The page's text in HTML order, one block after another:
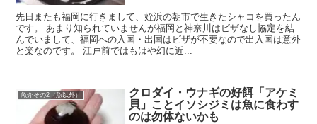
先日またも福岡に行きまして、姪浜の朝市で生きたシャコを買ったん
です。 あまり知られていませんが福岡と神奈川はビザなし協定を結
んでいまして、福岡への入国・出国はビザが不要なので出入国は意外
と楽なのです。 江戸前ではもはや幻に近...
魚介その2（魚以外）
クロダイ・ウナギの好餌「アケミ
貝」ことイソシジミは魚に食わす
のは勿体ないかも